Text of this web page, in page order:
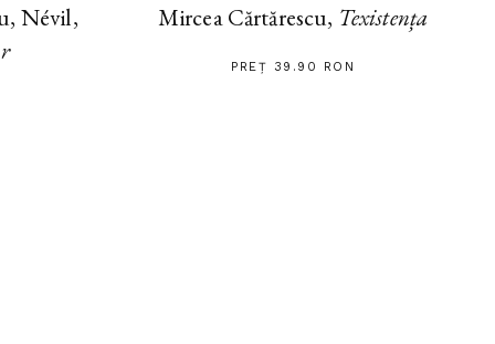
Névil,
Mircea Cărtărescu, Texistența
PREȚ 39.90 RON